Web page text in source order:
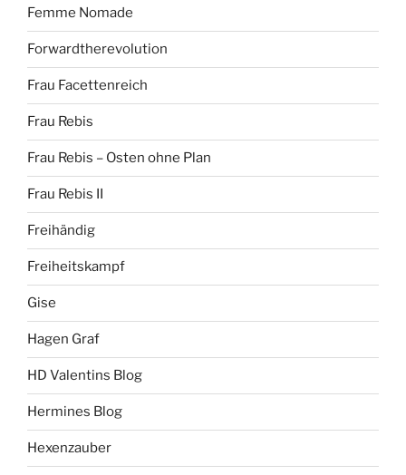
Femme Nomade
Forwardtherevolution
Frau Facettenreich
Frau Rebis
Frau Rebis – Osten ohne Plan
Frau Rebis II
Freihändig
Freiheitskampf
Gise
Hagen Graf
HD Valentins Blog
Hermines Blog
Hexenzauber